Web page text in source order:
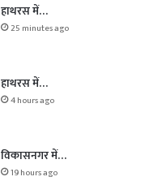
हाथरस में…
25 minutes ago
हाथरस में…
4 hours ago
विकासनगर में…
19 hours ago